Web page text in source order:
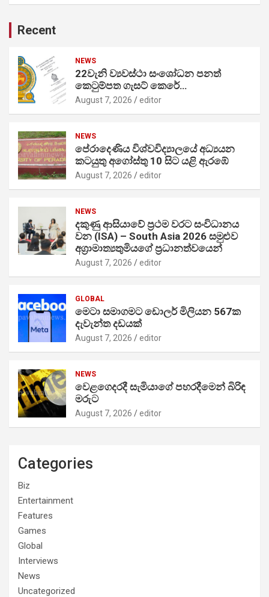
Recent
NEWS
22වැනි ව්‍යවස්ථා සංශෝධන පනත්
කෙටුම්පත ගැසට් කෙරේ…
August 7, 2026 editor
NEWS
පේරාදෙණිය විශ්වවිද්‍යාලයේ අධ්‍යයන
කටයුතු අගෝස්තු 10 සිට යළි ඇරඹේ
August 7, 2026 editor
NEWS
දකුණු ආසියාවේ ප්‍රථම වරට සංවිධානය
වන (ISA) – South Asia 2026 සමුළුව
අග්‍රාමාත්‍යතුමියගේ ප්‍රධානත්වයෙන්
August 7, 2026 editor
GLOBAL
මෙටා සමාගමට ඩොලර් මිලියන 567ක
දැවැන්ත දඩයක්
August 7, 2026 editor
NEWS
වෙළගෙදරදී සැමියාගේ පහරදීමෙන් බිරිඳ
මරුට
August 7, 2026 editor
Categories
Biz
Entertainment
Features
Games
Global
Interviews
News
Uncategorized